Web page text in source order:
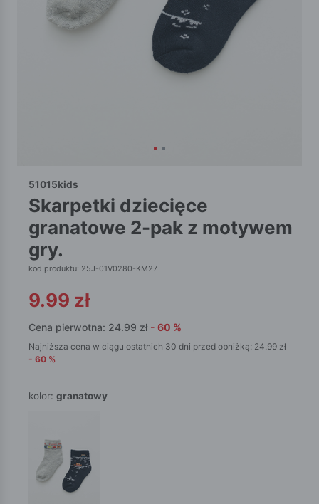
51015kids
skarpetki dziecięce
granatowe 2-pak z motywem
gry.
kod produktu: 25J-01V0280-KM27
9.99 zł
Cena pierwotna: 24.99 zł - 60 %
Najniższa cena w ciągu ostatnich 30 dni przed obniżką: 24.99 zł
- 60 %
kolor: granatowy